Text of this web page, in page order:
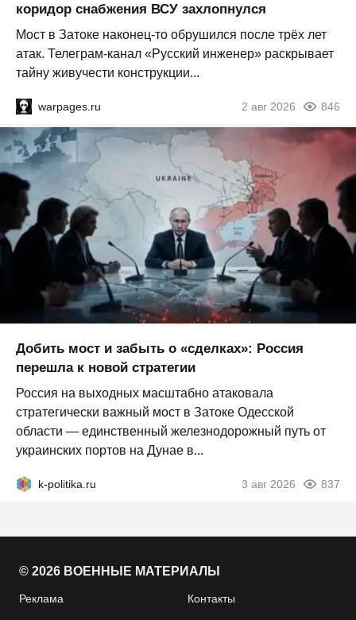
коридор снабжения ВСУ захлопнулся
Мост в Затоке наконец-то обрушился после трёх лет
атак. Телеграм-канал «Русский инженер» раскрывает
тайну живучести конструкции...
warpages.ru 2 авг 2026 846
Добить мост и забыть о «сделках»: Россия
перешла к новой стратегии
Россия на выходных масштабно атаковала
стратегически важный мост в Затоке Одесской
области — единственный железнодорожный путь от
украинских портов на Дунае в...
k-politika.ru 3 авг 2026 837
© 2026 ВОЕННЫЕ МАТЕРИАЛЫ
Реклама Контакты